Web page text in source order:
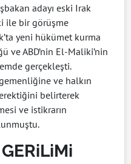
adayı eski Irak
ile bir görüşme
yeni hükümet kurma
ve ABD’nin El-Maliki’nin
gerçekleşti.
ve halkın
belirterek
ve istikrarın